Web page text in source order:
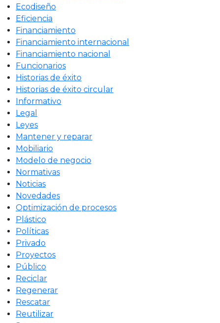
Ecodiseño
Eficiencia
Financiamiento
Financiamiento internacional
Financiamiento nacional
Funcionarios
Historias de éxito
Historias de éxito circular
Informativo
Legal
Leyes
Mantener y reparar
Mobiliario
Modelo de negocio
Normativas
Noticias
Novedades
Optimización de procesos
Plástico
Políticas
Privado
Proyectos
Público
Reciclar
Regenerar
Rescatar
Reutilizar